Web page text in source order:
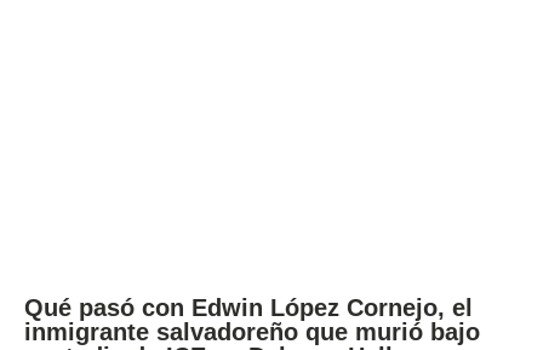
Qué pasó con Edwin López Cornejo, el
inmigrante salvadoreño que murió bajo